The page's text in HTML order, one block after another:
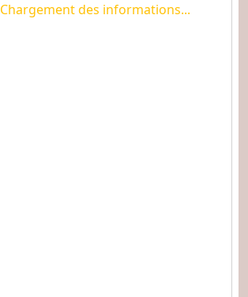
Chargement des informations...